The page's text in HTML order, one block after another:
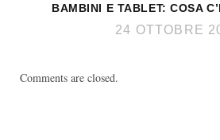
BAMBINI E TABLET: COSA
24 OTTOBRE
Comments are closed.